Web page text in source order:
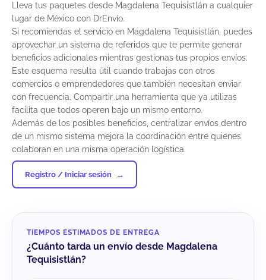
Lleva tus paquetes desde Magdalena Tequisistlán a cualquier
lugar de México con DrEnvío.
Si recomiendas el servicio en Magdalena Tequisistlán, puedes
aprovechar un sistema de referidos que te permite generar
beneficios adicionales mientras gestionas tus propios envíos.
Este esquema resulta útil cuando trabajas con otros
comercios o emprendedores que también necesitan enviar
con frecuencia. Compartir una herramienta que ya utilizas
facilita que todos operen bajo un mismo entorno.
Además de los posibles beneficios, centralizar envíos dentro
de un mismo sistema mejora la coordinación entre quienes
colaboran en una misma operación logística.
Registro / Iniciar sesión
TIEMPOS ESTIMADOS DE ENTREGA
¿Cuánto tarda un envío desde Magdalena
Tequisistlán?